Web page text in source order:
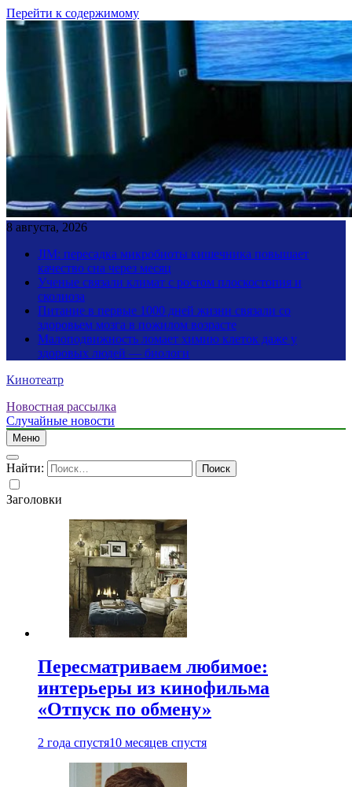
Перейти к содержимому
8 августа, 2026
JIM: пересадка микробиоты кишечника повышает
качество сна через месяц
Ученые связали климат с ростом плоскостопия и
сколиоза
Питание в первые 1000 дней жизни связали со
здоровьем мозга в пожилом возрасте
Малоподвижность ломает химию клеток даже у
здоровых людей — биологи
Кинотеатр
Новостная рассылка
Случайные новости
Меню
Найти:
Заголовки
Пересматриваем любимое:
интерьеры из кинофильма
«Отпуск по обмену»
2 года спустя10 месяцев спустя